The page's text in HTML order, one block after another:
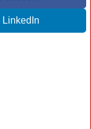
LinkedIn